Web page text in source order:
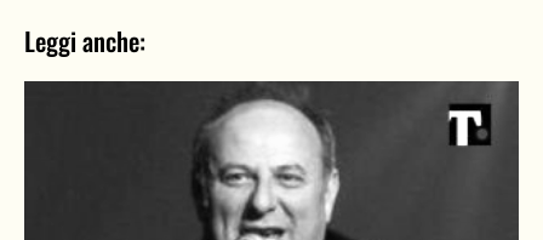
Leggi anche: